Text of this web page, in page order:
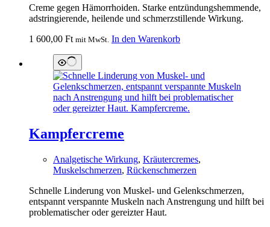
Creme gegen Hämorrhoiden. Starke entzündungshemmende,
adstringierende, heilende und schmerzstillende Wirkung.
1 600,00 Ft mit MwSt. In den Warenkorb
Kampfercreme
Analgetische Wirkung, Kräutercremes,
Muskelschmerzen, Rückenschmerzen
Schnelle Linderung von Muskel- und Gelenkschmerzen,
entspannt verspannte Muskeln nach Anstrengung und hilft bei
problematischer oder gereizter Haut.